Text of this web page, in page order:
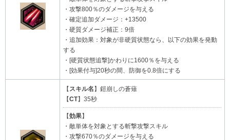
・攻撃800％のダメージを与える
・確定追加ダメージ：+13500
・硬質ダメージ補正：9倍
・追加効果：対象が非硬質状態なら、以下の効果を発動
する
・[硬質状態追撃]かわりに1600％を与える
・[効果付与]20秒の間、防御を0.8倍にする
【 スキル名 】鎧崩しの蒼薙
【CT】35秒
【効果】
・敵単体を対象とする斬撃攻撃スキル
・攻撃670％のダメージを与える